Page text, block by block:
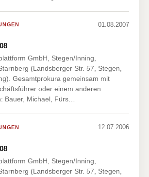
01.08.2007
GmbH, Stegen/Inning,
(Landsberger Str. 57, Stegen,
Gesamtprokura gemeinsam mit
oder einem anderen
Bauer, Michael, Fürs…
12.07.2006
GmbH, Stegen/Inning,
(Landsberger Str. 57, Stegen,